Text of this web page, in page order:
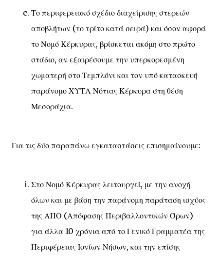
Το περιφερειακό σχέδιο διαχείρισης στερεών
αποβλήτων (το τρίτο κατά σειρά) και όσον αφορά
το Νομό Κέρκυρας, βρίσκεται ακόμη στο πρώτο
στάδιο, αν εξαιρέσουμε την υπερκορεσμένη
χωματερή στο Τεμπλόνι και τον υπό κατασκευή
παράνομο ΧΥΤΑ Νότιας Κέρκυρα στη θέση
Μεσοράχια.
Για τις δύο παραπάνω εγκαταστάσεις επισημαίνουμε:
Στο Νομό Κέρκυρας λειτουργεί, με την ανοχή
όλων και με βάση την παράνομη παράταση ισχύος
της ΑΠΟ (Απόφασης Περιβαλλοντικών Όρων)
για άλλα 10 χρόνια από το Γενικό Γραμματέα της
Περιφέρειας Ιονίων Νήσων, και την επίσης